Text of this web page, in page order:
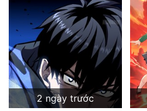
2 ngày trước